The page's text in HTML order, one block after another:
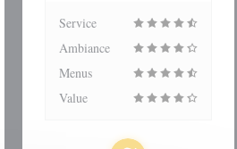
Service
Ambiance
Menus
Value